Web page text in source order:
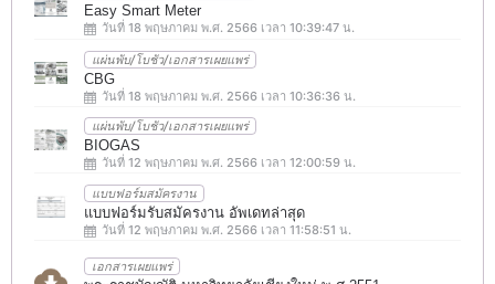
Easy Smart Meter
วันที่ 18 พฤษภาคม พ.ศ. 2566 เวลา 10:39:47 น.
แผ่นพับ/โบชัว/เอกสารเผยแพร่
CBG
วันที่ 18 พฤษภาคม พ.ศ. 2566 เวลา 10:36:36 น.
แผ่นพับ/โบชัว/เอกสารเผยแพร่
BIOGAS
วันที่ 12 พฤษภาคม พ.ศ. 2566 เวลา 12:00:59 น.
แบบฟอร์มสมัครงาน
แบบฟอร์มรับสมัครงาน อัพเดทล่าสุด
วันที่ 12 พฤษภาคม พ.ศ. 2566 เวลา 11:58:51 น.
เอกสารเผยแพร่